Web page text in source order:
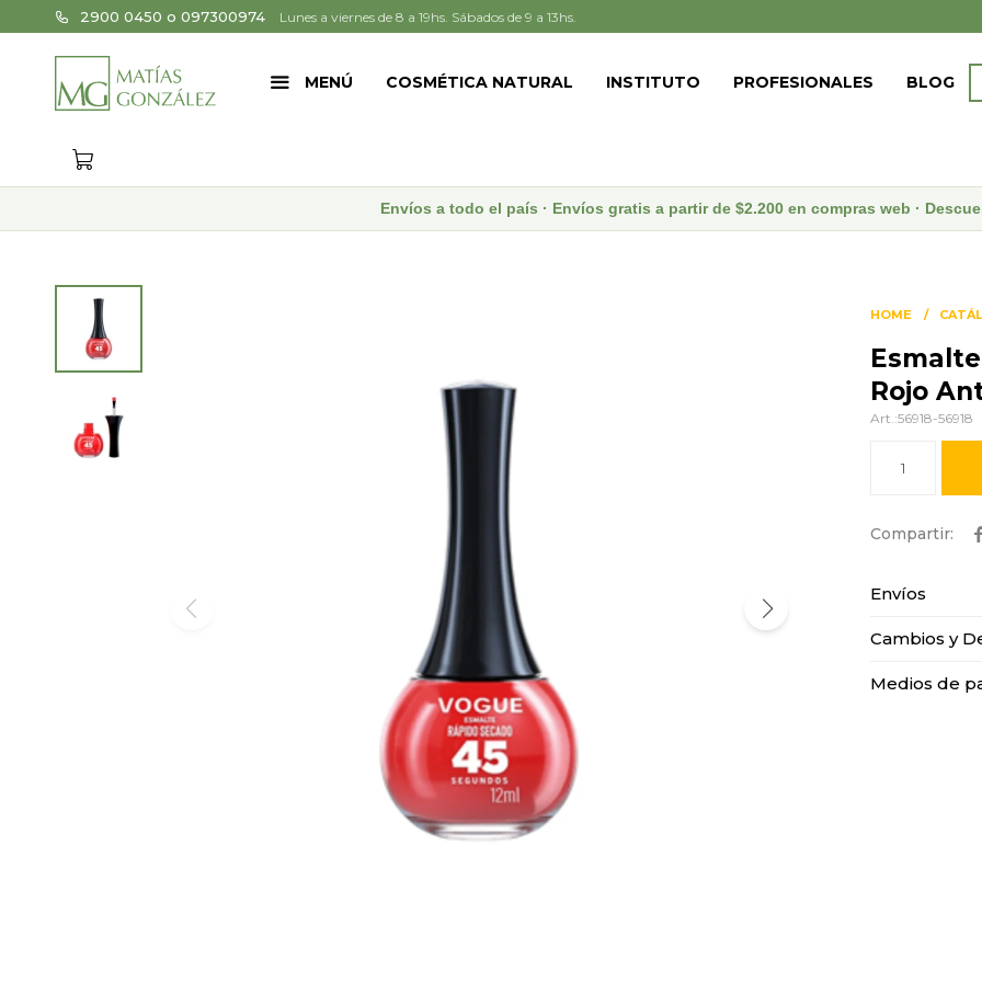
MENÚ COSMÉTICA NATURAL INSTITUTO PROFESIONALES BLOG
2900 0450 o 097300974 Lunes a viernes de 8 a 19hs. Sábados de 9 a 13hs.
Envíos a todo el país · Envíos gratis a partir de $2.200 en compras web ·
HOME
Rojo
56918-56918
1

Envíos
Cambios y
Medios de